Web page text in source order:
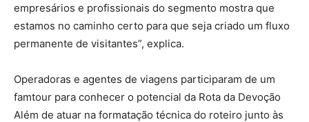
empresários e profissionais do segmento mostra que
estamos no caminho certo para que seja criado um fluxo
permanente de visitantes”, explica.
Operadoras e agentes de viagens participaram de um
famtour para conhecer o potencial da Rota da Devoção
Além de atuar na formatação técnica do roteiro junto às